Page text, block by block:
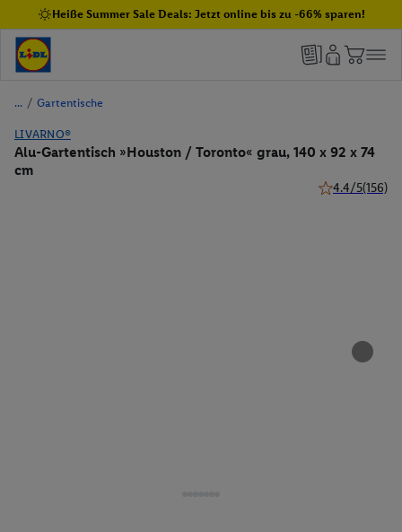
Heiße Summer Sale Deals: Jetzt online bis zu -66% sparen!
/ Gartentische
LIVARNO®
Alu-Gartentisch »Houston / Toronto« grau, 140 x 92 x 74
cm
4.4/5(156)